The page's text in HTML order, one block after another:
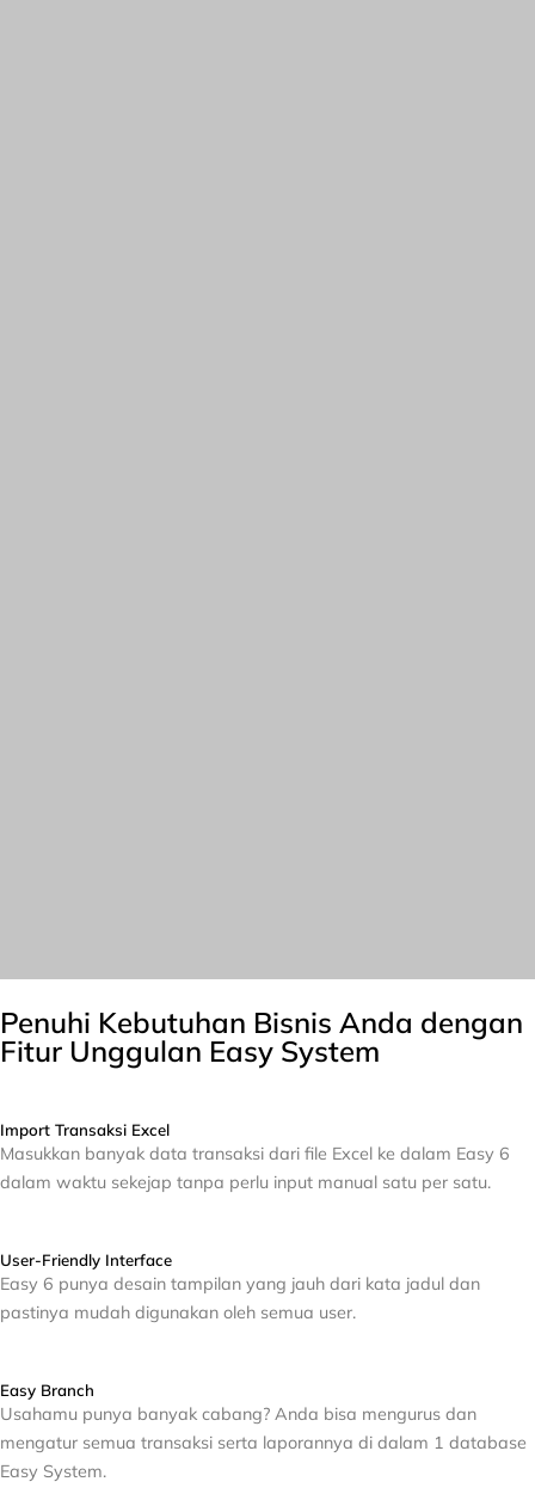
Penuhi Kebutuhan Bisnis Anda dengan
Fitur Unggulan Easy System
Import Transaksi Excel
Masukkan banyak data transaksi dari file Excel ke dalam Easy 6
dalam waktu sekejap tanpa perlu input manual satu per satu.
User-Friendly Interface
Easy 6 punya desain tampilan yang jauh dari kata jadul dan
pastinya mudah digunakan oleh semua user.
Easy Branch
Usahamu punya banyak cabang? Anda bisa mengurus dan
mengatur semua transaksi serta laporannya di dalam 1 database
Easy System.